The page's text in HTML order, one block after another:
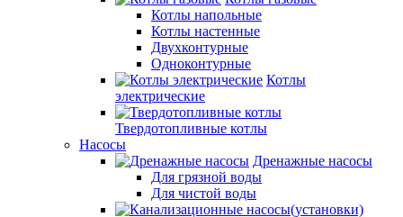
Котлы напольные
Котлы настенные
Двухконтурные
Одноконтурные
Котлы
электрические
Твердотопливные котлы
Насосы
Дренажные насосы
Для грязной воды
Для чистой воды